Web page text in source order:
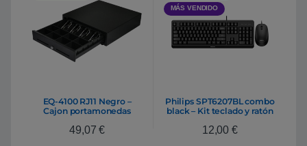
EQ-4100 RJ11 Negro –
Cajon portamonedas
49,07€
MÁS VENDIDO
Philips SPT6207BL combo
black – Kit teclado y ratón
12,00 €